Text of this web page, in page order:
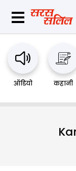
ऑडियो कहानी